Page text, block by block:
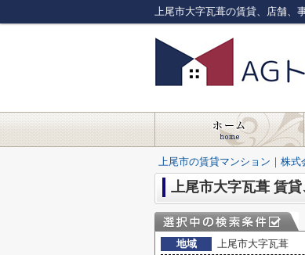
上尾市の賃貸マンション｜株式
上尾市大字瓦葺 賃
地域
上尾市大字瓦葺